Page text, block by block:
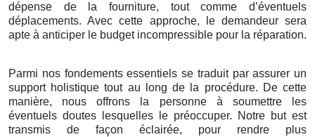
dépense de la fourniture, tout comme d’éventuels
déplacements. Avec cette approche, le demandeur sera
apte à anticiper le budget incompressible pour la réparation.
Parmi nos fondements essentiels se traduit par assurer un
support holistique tout au long de la procédure. De cette
manière, nous offrons la personne à soumettre les
éventuels doutes lesquelles le préoccuper. Notre but est
transmis de façon éclairée, pour rendre plus